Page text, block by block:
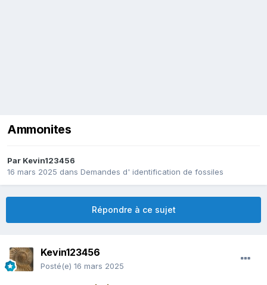
Ammonites
Par Kevin123456
16 mars 2025 dans Demandes d' identification de fossiles
Répondre à ce sujet
Kevin123456
Posté(e) 16 mars 2025